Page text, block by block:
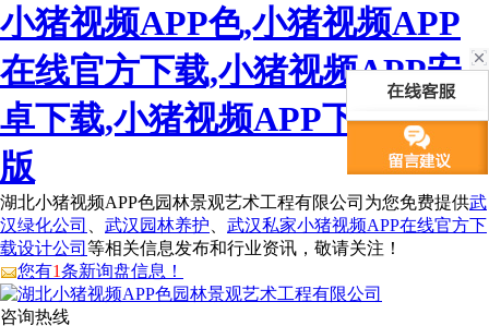
小猪视频APP色,小猪视频APP
在线官方下载,小猪视频APP安
卓下载,小猪视频APP下载手机
版
湖北小猪视频APP色园林景观艺术工程有限公司为您免费提供武
汉绿化公司
武汉园林养护
武汉私家小猪视频APP在线官方下
载设计公司 等相关信息发布和行业资讯，敬请关注！
您有1条新询盘信息！
咨询热线